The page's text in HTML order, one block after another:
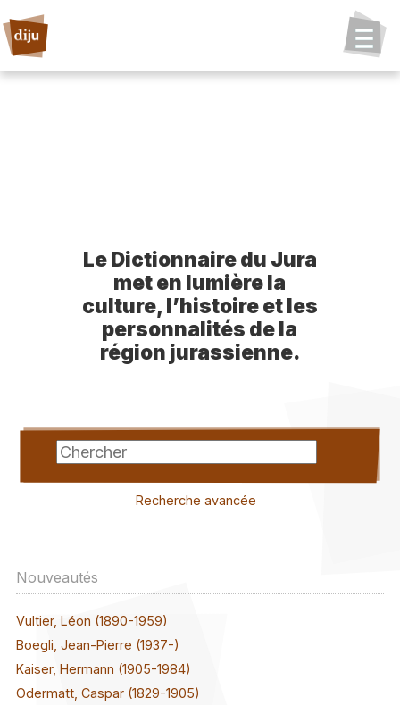
Le Dictionnaire du Jura
met en lumière la
culture, l’histoire et les
personnalités de la
région jurassienne.
Recherche avancée
Nouveautés
Vultier, Léon (1890-1959)
Boegli, Jean-Pierre (1937-)
Kaiser, Hermann (1905-1984)
Odermatt, Caspar (1829-1905)